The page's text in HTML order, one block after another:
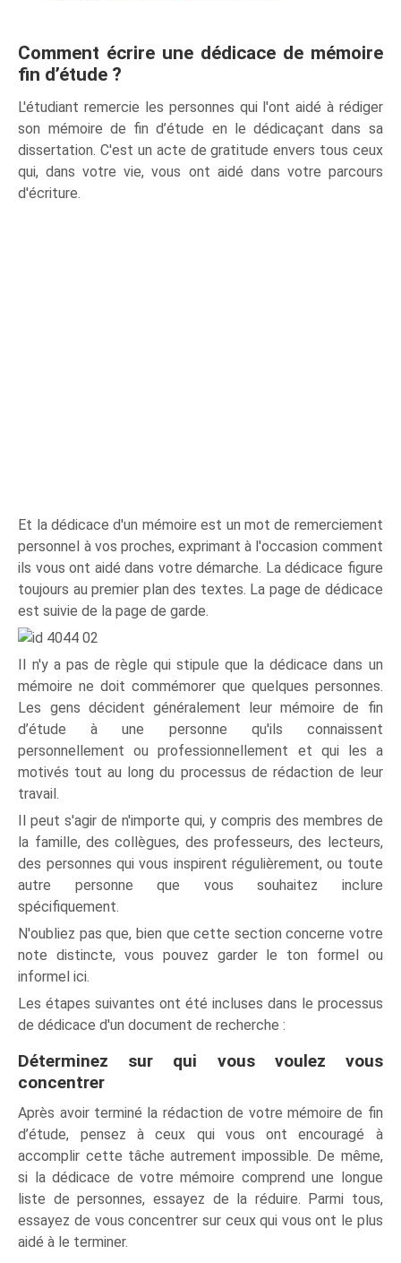
Comment écrire une dédicace de mémoire
fin d’étude ?
L'étudiant remercie les personnes qui l'ont aidé à rédiger
son mémoire de fin d’étude en le dédicaçant dans sa
dissertation. C'est un acte de gratitude envers tous ceux
qui, dans votre vie, vous ont aidé dans votre parcours
d'écriture.
Et la dédicace d'un mémoire est un mot de remerciement
personnel à vos proches, exprimant à l'occasion comment
ils vous ont aidé dans votre démarche. La dédicace figure
toujours au premier plan des textes. La page de dédicace
est suivie de la page de garde.
Il n'y a pas de règle qui stipule que la dédicace dans un
mémoire ne doit commémorer que quelques personnes.
Les gens décident généralement leur mémoire de fin
d’étude à une personne qu'ils connaissent
personnellement ou professionnellement et qui les a
motivés tout au long du processus de rédaction de leur
travail.
Il peut s'agir de n'importe qui, y compris des membres de
la famille, des collègues, des professeurs, des lecteurs,
des personnes qui vous inspirent régulièrement, ou toute
autre personne que vous souhaitez inclure
spécifiquement.
N'oubliez pas que, bien que cette section concerne votre
note distincte, vous pouvez garder le ton formel ou
informel ici.
Les étapes suivantes ont été incluses dans le processus
de dédicace d'un document de recherche :
Déterminez sur qui vous voulez vous
concentrer
Après avoir terminé la rédaction de votre mémoire de fin
d’étude, pensez à ceux qui vous ont encouragé à
accomplir cette tâche autrement impossible. De même,
si la dédicace de votre mémoire comprend une longue
liste de personnes, essayez de la réduire. Parmi tous,
essayez de vous concentrer sur ceux qui vous ont le plus
aidé à le terminer.